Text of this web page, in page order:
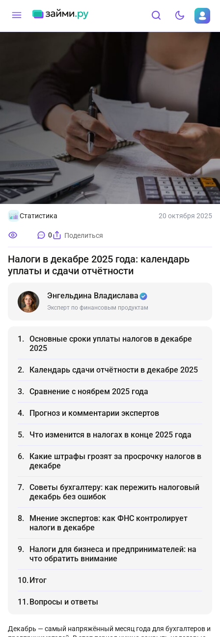
Статистика 20 октября 2025
0 Поделиться
Налоги в декабре 2025 года: календарь
уплаты и сдачи отчётности
Энгельдина Владислава
Эксперт по финансовым продуктам
Основные сроки уплаты налогов в декабре
2025
Календарь сдачи отчётности в декабре 2025
Сравнение с ноябрем 2025 года
Прогноз и комментарии экспертов
Что изменится в налогах в конце 2025 года
Какие штрафы грозят за просрочку налогов в
декабре
Советы бухгалтеру: как пережить налоговый
декабрь без ошибок
Мнение экспертов: как ФНС контролирует
налоги в декабре
Налоги для бизнеса и предпринимателей: на
что обратить внимание
Итог
Вопросы и ответы
Декабрь — самый напряжённый месяц года для бухгалтеров и